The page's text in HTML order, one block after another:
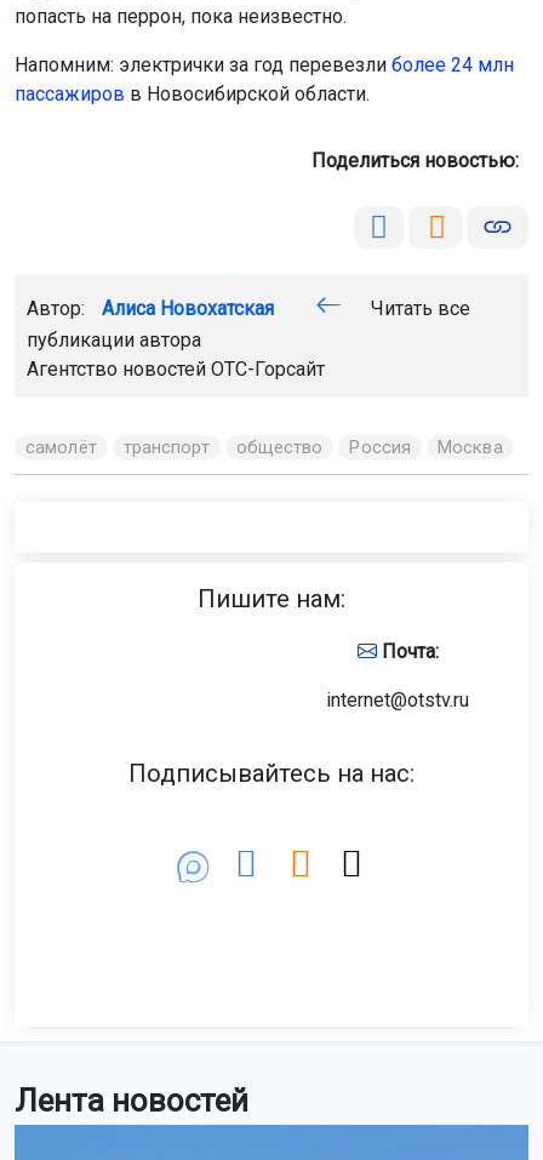
Лента новостей
попасть на перрон, пока неизвестно.
Напомним: электрички за год перевезли более 24 млн
пассажиров в Новосибирской области.
Поделиться новостью:
Автор: Алиса Новохатская
Читать все
публикации автора
Агентство новостей ОТС-Горсайт
самолёт транспорт общество Россия Москва
Пишите нам:
Почта:
internet@otstv.ru
Подписывайтесь на нас: